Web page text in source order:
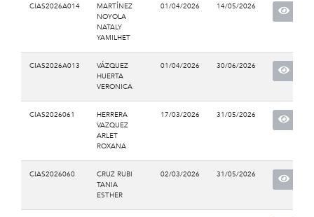
CIAS2026A014
MARTÍNEZ
NOYOLA
NATALY
YAMILHET
01/04/2026 14/05/2026
CIAS2026A013
VÁZQUEZ
HUERTA
VERONICA
01/04/2026 30/06/2026
CIAS2026061
HERRERA
VAZQUEZ
ARLET
ROXANA
17/03/2026 31/05/2026
CIAS2026060
CRUZ RUBI
TANIA
ESTHER
02/03/2026 31/05/2026